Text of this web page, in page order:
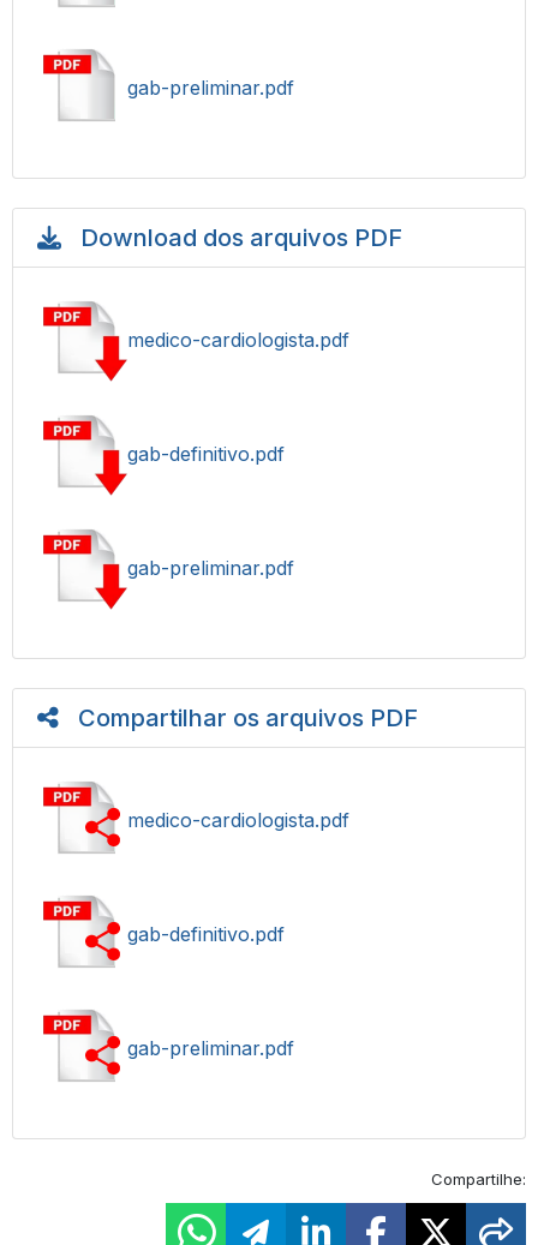
gab-preliminar.pdf
Download dos arquivos PDF
medico-cardiologista.pdf
gab-definitivo.pdf
gab-preliminar.pdf
Compartilhar os arquivos PDF
medico-cardiologista.pdf
gab-definitivo.pdf
gab-preliminar.pdf
Compartilhe: